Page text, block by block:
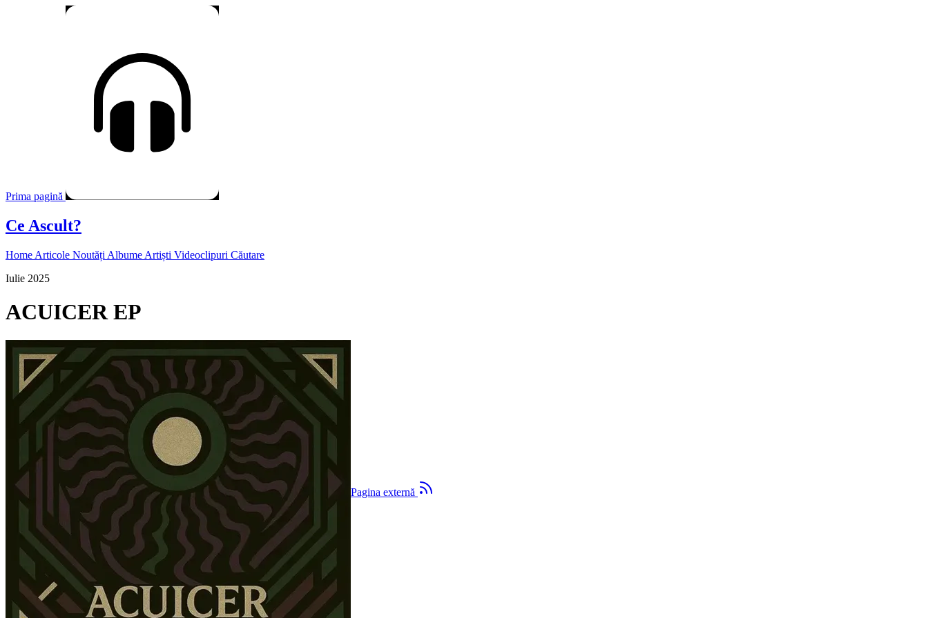
Prima pagină
Ce Ascult?
Home Articole Noutăți Albume Artiști Videoclipuri Căutare
Iulie 2025
ACUICER EP
Pagina externă
Pagina externă
Pagina externă
Pagina externă
Pagina externă
Pagina externă
AMystic
Pagina externă
Pagina externă Pagina externă Pagina externă Pagina externă